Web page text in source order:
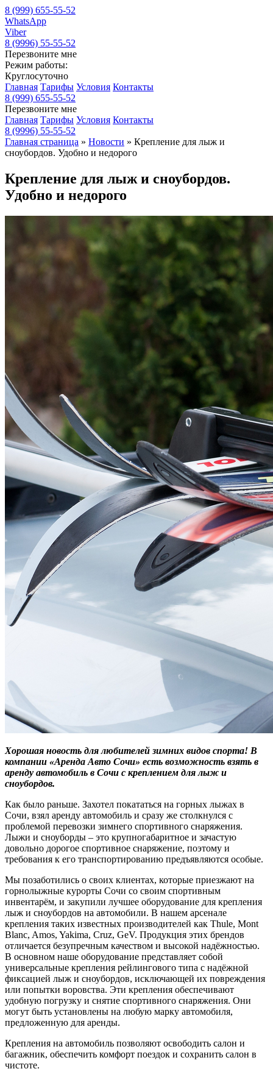
8 (999) 655-55-52
WhatsApp
Viber
8 (9996) 55-55-52
Перезвоните мне
Режим работы:
Круглосуточно
Главная Тарифы Условия Контакты
8 (999) 655-55-52
Перезвоните мне
Главная Тарифы Условия Контакты
8 (9996) 55-55-52
Главная страница » Новости » Крепление для лыж и
сноубордов. Удобно и недорого
Крепление для лыж и сноубордов.
Удобно и недорого
Хорошая новость для любителей зимних видов спорта! В
компании «Аренда Авто Сочи» есть возможность взять в
аренду автомобиль в Сочи с креплением для лыж и
сноубордов.
Как было раньше. Захотел покататься на горных лыжах в
Сочи, взял аренду автомобиль и сразу же столкнулся с
проблемой перевозки зимнего спортивного снаряжения.
Лыжи и сноуборды – это крупногабаритное и зачастую
довольно дорогое спортивное снаряжение, поэтому и
требования к его транспортированию предъявляются особые.
Мы позаботились о своих клиентах, которые приезжают на
горнолыжные курорты Сочи со своим спортивным
инвентарём, и закупили лучшее оборудование для крепления
лыж и сноубордов на автомобили. В нашем арсенале
крепления таких известных производителей как Thule, Mont
Blanc, Amos, Yakima, Cruz, GeV. Продукция этих брендов
отличается безупречным качеством и высокой надёжностью.
В основном наше оборудование представляет собой
универсальные крепления рейлингового типа с надёжной
фиксацией лыж и сноубордов, исключающей их повреждения
или попытки воровства. Эти крепления обеспечивают
удобную погрузку и снятие спортивного снаряжения. Они
могут быть установлены на любую марку автомобиля,
предложенную для аренды.
Крепления на автомобиль позволяют освободить салон и
багажник, обеспечить комфорт поездок и сохранить салон в
чистоте.